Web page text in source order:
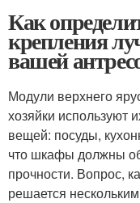
Как
крепления
вашей
Модули верхнего
хозяйки используют
вещей: посуды,
что шкафы должны
прочности. Вопрос,
решается